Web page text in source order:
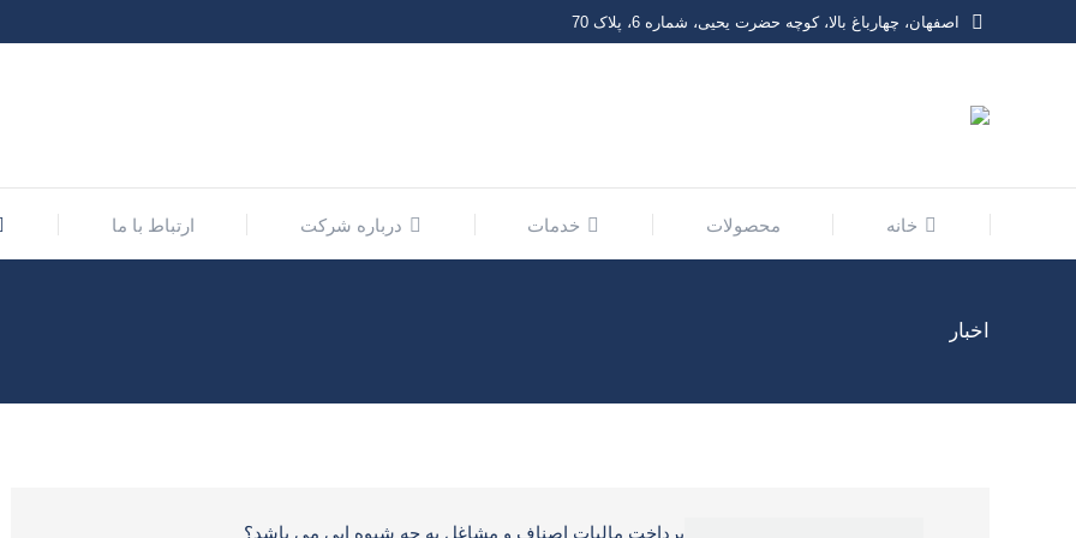
اصفهان، چهارباغ بالا، کوچه حضرت یحیی، شماره 6، پلاک 70
خانه محصولات خدمات درباره شرکت ارتباط با ما
اخبار
پرداخت مالیات اصناف و مشاغل به چه شیوه ایی می باشد؟